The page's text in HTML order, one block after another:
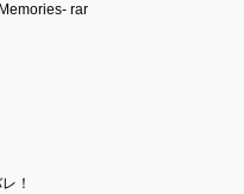
rar
！